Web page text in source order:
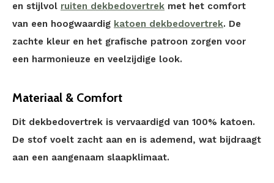
en stijlvol ruiten dekbedovertrek met het comfort
van een hoogwaardig katoen dekbedovertrek. De
zachte kleur en het grafische patroon zorgen voor
een harmonieuze en veelzijdige look.
Materiaal & Comfort
Dit dekbedovertrek is vervaardigd van 100% katoen.
De stof voelt zacht aan en is ademend, wat bijdraagt
aan een aangenaam slaapklimaat.